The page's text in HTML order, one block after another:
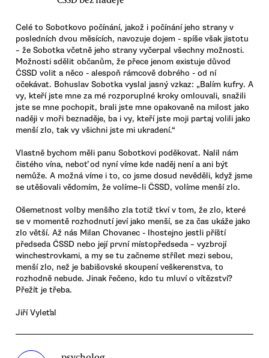
Celé to Sobotkovo počínání, jakož i počínání jeho strany v
posledních dvou měsících, navozuje dojem - spíše však jistotu
– že Sobotka včetně jeho strany vyčerpal všechny možnosti.
Možnosti sdělit občanům, že přece jenom existuje důvod
ČSSD volit a něco - alespoň rámcově dobrého - od ní
očekávat. Bohuslav Sobotka vyslal jasný vzkaz: „Balím kufry. A
vy, kteří jste mne za mé rozporuplné kroky omlouvali, snažili
jste se mne pochopit, brali jste mne opakovaně na milost jako
naději v moři beznaděje, ba i vy, kteří jste moji partaj volili jako
menší zlo, tak vy všichni jste mi ukradení.“
Vlastně bychom měli panu Sobotkovi poděkovat. Nalil nám
čistého vína, neboť od nyní víme kde naděj není a ani být
nemůže. A možná víme i to, co jsme dosud nevěděli, když jsme
se utěšovali vědomím, že volíme–li ČSSD, volíme menší zlo.
Ošemetnost volby menšího zla totiž tkví v tom, že zlo, které
se v momentě rozhodnutí jeví jako menší, se za čas ukáže jako
zlo větší. Až nás Milan Chovanec - lhostejno jestli příští
předseda ČSSD nebo její první místopředseda – vyzbrojí
winchestrovkami, a my se tu začneme střílet mezi sebou,
menší zlo, než je babišovské skoupení veškerenstva, to
rozhodně nebude. Jinak řečeno, kdo tu mluví o vítězství?
Přežít je třeba.
Jiří Vyleťal